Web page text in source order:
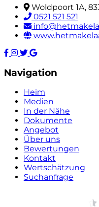
Woldpoort 1A,
0521 521 521
Navigation
Heim
Medien
In der Nähe
Dokumente
Angebot
Über uns
Bewertungen
Kontakt
Wertschätzung
Suchanfrage